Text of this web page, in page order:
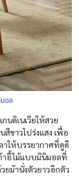
อล
นดิเนเวียให้สวย
ขาวโปร่งแสง เพื่อ
าให้บรรยากาศที่ดูดี
าอี้ไม้แบบมินิมอลที่
ยม้านั่งตัวยาวอีกตัว